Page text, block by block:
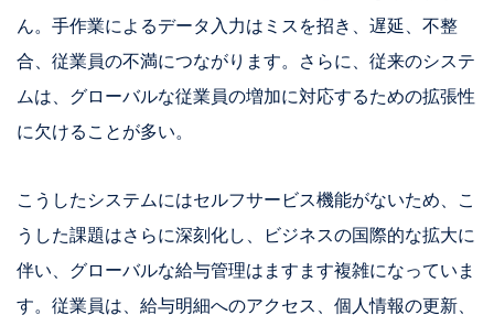
ん。手作業によるデータ入力はミスを招き、遅延、不整
合、従業員の不満につながります。さらに、従来のシステ
ムは、グローバルな従業員の増加に対応するための拡張性
に欠けることが多い。
こうしたシステムにはセルフサービス機能がないため、こ
うした課題はさらに深刻化し、ビジネスの国際的な拡大に
伴い、グローバルな給与管理はますます複雑になっていま
す。従業員は、給与明細へのアクセス、個人情報の更新、